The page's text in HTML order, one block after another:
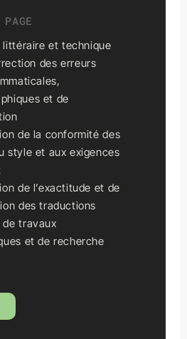
littéraire et technique
des erreurs
et de
de la conformité des
style et aux exigences
de l’exactitude et de
des traductions
de travaux
et de recherche